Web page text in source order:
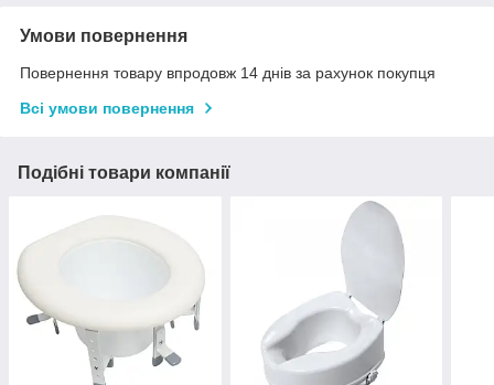
Умови повернення
Повернення товару впродовж 14 днів за рахунок покупця
Всі умови повернення
Подібні товари компанії